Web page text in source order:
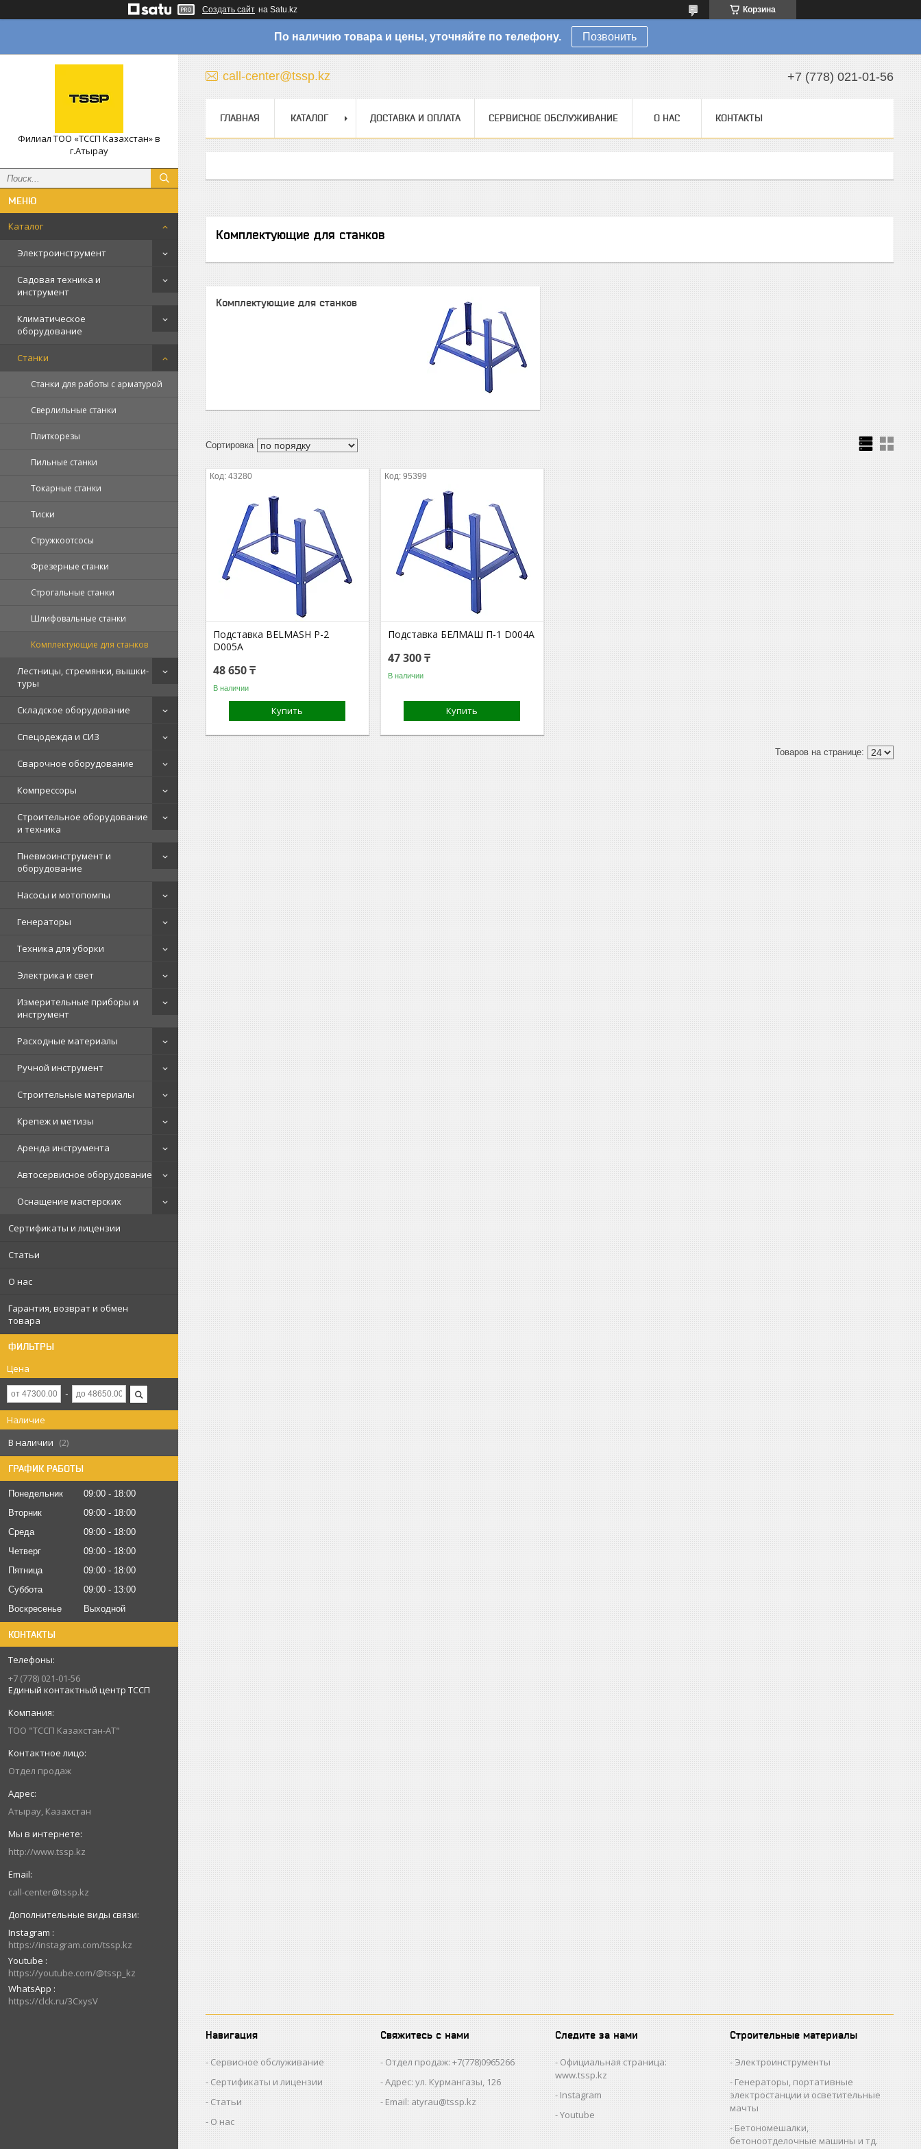
Создать сайт на Satu.kz Корзина
По наличию товара и цены, уточняйте по телефону. Позвонить
Филиал ТОО «ТССП Казахстан» в
г.Атырау
Каталог
Электроинструмент
Садовая техника и
инструмент
Климатическое
оборудование
Станки
Станки для работы с арматурой
Сверлильные станки
Плиткорезы
Пильные станки
Токарные станки
Тиски
Стружкоотсосы
Фрезерные станки
Строгальные станки
Шлифовальные станки
Комплектующие для станков
Лестницы, стремянки, вышки-
туры
Складское оборудование
Спецодежда и СИЗ
Сварочное оборудование
Компрессоры
Строительное оборудование
и техника
Пневмоинструмент и
оборудование
Насосы и мотопомпы
Генераторы
Техника для уборки
Электрика и свет
Измерительные приборы и
инструмент
Расходные материалы
Ручной инструмент
Строительные материалы
Крепеж и метизы
Аренда инструмента
Автосервисное оборудование
Оснащение мастерских
Сертификаты и лицензии
Статьи
О нас
Гарантия, возврат и обмен
товара
ФИЛЬТРЫ
Цена
Наличие
В наличии
2
ГРАФИК РАБОТЫ
Понедельник 09:00
18:00
Вторник
09:00
18:00
Среда
09:00
18:00
Четверг
09:00
18:00
Пятница
09:00
18:00
Суббота
09:00
13:00
Воскресенье
Выходной
КОНТАКТЫ
+7 (778) 021-01-56
Единый контактный центр ТССП
ТОО "ТССП Казахстан-АТ"
Отдел продаж
Атырау, Казахстан
http://www.tssp.kz
call-center@tssp.kz
Instagram
https://instagram.com/tssp.kz
Youtube
https://youtube.com/@tssp_kz
WhatsApp
https://clck.ru/3CxysV
call-center@tssp.kz +7 (778) 021-01-56
ГЛАВНАЯ КАТАЛОГ ДОСТАВКА И ОПЛАТА СЕРВИСНОЕ ОБСЛУЖИВАНИЕ О НАС КОНТАКТЫ
Комплектующие для станков
Комплектующие для станков
43280
Подставка BELMASH P-2
D005A
48 650 ₸
В наличии
Купить
95399
Подставка БЕЛМАШ П-1 D004A
47 300 ₸
В наличии
Купить
Навигация
Сервисное обслуживание
Сертификаты и лицензии
Статьи
О нас
Свяжитесь с нами
Отдел продаж: +7(778)0965266
Адрес: ул. Курмангазы, 126
Email: atyrau@tssp.kz
Следите за нами
Официальная страница:
www.tssp.kz
Instagram
Youtube
Строительные материалы
Электроинструменты
Генераторы, портативные
электростанции и осветительные
мачты
Бетономешалки,
бетоноотделочные машины и тд.